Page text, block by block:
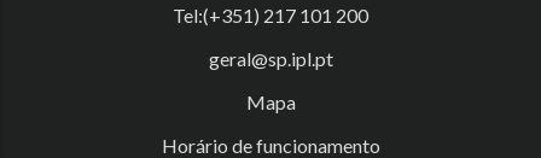
Tel:(+351) 217 101 200
geral@sp.ipl.pt
Mapa
Horário de funcionamento